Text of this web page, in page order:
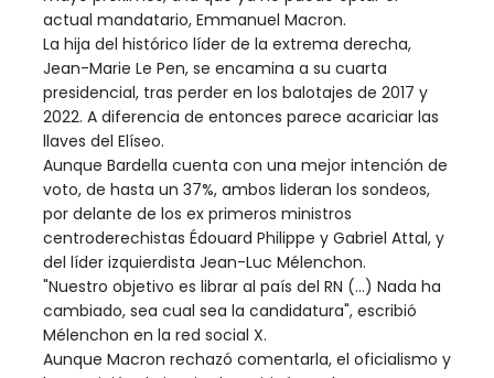
actual mandatario, Emmanuel Macron.
La hija del histórico líder de la extrema derecha,
Jean-Marie Le Pen, se encamina a su cuarta
presidencial, tras perder en los balotajes de 2017 y
2022. A diferencia de entonces parece acariciar las
llaves del Elíseo.
Aunque Bardella cuenta con una mejor intención de
voto, de hasta un 37%, ambos lideran los sondeos,
por delante de los ex primeros ministros
centroderechistas Édouard Philippe y Gabriel Attal, y
del líder izquierdista Jean-Luc Mélenchon.
"Nuestro objetivo es librar al país del RN (...) Nada ha
cambiado, sea cual sea la candidatura", escribió
Mélenchon en la red social X.
Aunque Macron rechazó comentarla, el oficialismo y